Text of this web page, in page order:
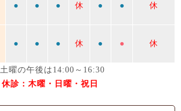
● ● ● 休 ● ● 休
● ● ● 休 ● ● 休
土曜の午後は14:00～16:30
休診：木曜・日曜・祝日